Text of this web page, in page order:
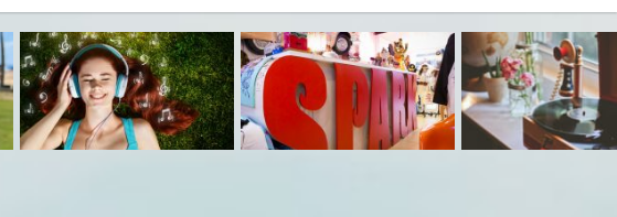
入
力
(例）
カ
フ
ェ